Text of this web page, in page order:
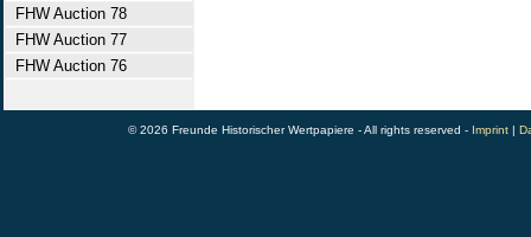
FHW Auction 78
FHW Auction 77
FHW Auction 76
© 2026 Freunde Historischer Wertpapiere - All rights reserved - Imprint |